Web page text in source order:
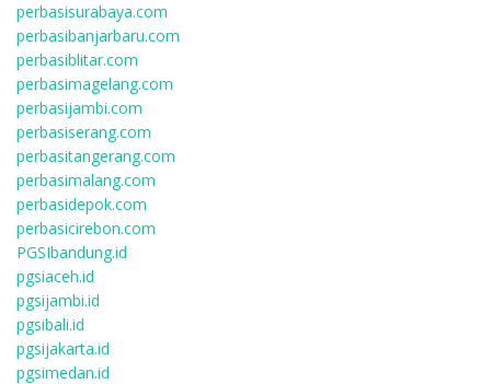
perbasisurabaya.com
perbasibanjarbaru.com
perbasiblitar.com
perbasimagelang.com
perbasijambi.com
perbasiserang.com
perbasitangerang.com
perbasimalang.com
perbasidepok.com
perbasicirebon.com
PGSIbandung.id
pgsiaceh.id
pgsijambi.id
pgsibali.id
pgsijakarta.id
pgsimedan.id